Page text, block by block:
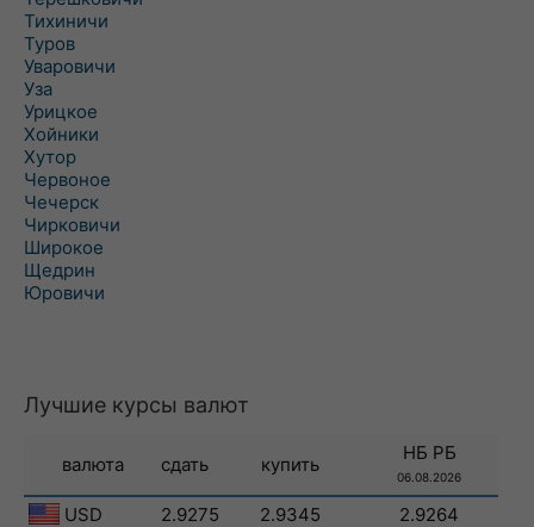
Тихиничи
Туров
Уваровичи
Уза
Урицкое
Хойники
Хутор
Червоное
Чечерск
Чирковичи
Широкое
Щедрин
Юровичи
Лучшие курсы валют
валюта сдать купить
НБ РБ
06.08.2026
USD 2.9275 2.9345
2.9264